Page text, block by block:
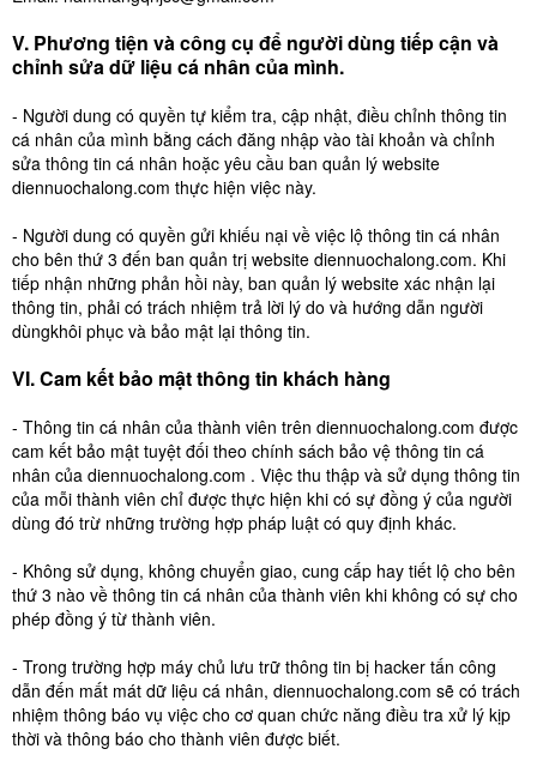
V. Phương tiện và công cụ để người dùng tiếp cận và
chỉnh sửa dữ liệu cá nhân của mình.
- Người dung có quyền tự kiểm tra, cập nhật, điều chỉnh thông tin
cá nhân của mình bằng cách đăng nhập vào tài khoản và chỉnh
sửa thông tin cá nhân hoặc yêu cầu ban quản lý website
diennuochalong.com thực hiện việc này.
- Người dung có quyền gửi khiếu nại về việc lộ thông tin cá nhân
cho bên thứ 3 đến ban quản trị website diennuochalong.com. Khi
tiếp nhận những phản hồi này, ban quản lý website xác nhận lại
thông tin, phải có trách nhiệm trả lời lý do và hướng dẫn người
dùngkhôi phục và bảo mật lại thông tin.
VI. Cam kết bảo mật thông tin khách hàng
- Thông tin cá nhân của thành viên trên diennuochalong.com được
cam kết bảo mật tuyệt đối theo chính sách bảo vệ thông tin cá
nhân của diennuochalong.com . Việc thu thập và sử dụng thông tin
của mỗi thành viên chỉ được thực hiện khi có sự đồng ý của người
dùng đó trừ những trường hợp pháp luật có quy định khác.
- Không sử dụng, không chuyển giao, cung cấp hay tiết lộ cho bên
thứ 3 nào về thông tin cá nhân của thành viên khi không có sự cho
phép đồng ý từ thành viên.
- Trong trường hợp máy chủ lưu trữ thông tin bị hacker tấn công
dẫn đến mất mát dữ liệu cá nhân, diennuochalong.com sẽ có trách
nhiệm thông báo vụ việc cho cơ quan chức năng điều tra xử lý kịp
thời và thông báo cho thành viên được biết.